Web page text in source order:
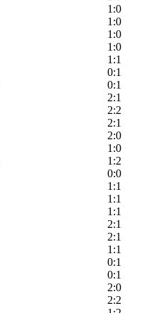
1:0
1:0
1:0
1:0
1:1
0:1
0:1
2:1
2:2
2:1
2:0
1:0
1:2
0:0
1:1
1:1
1:1
2:1
2:1
1:1
0:1
0:1
2:0
2:2